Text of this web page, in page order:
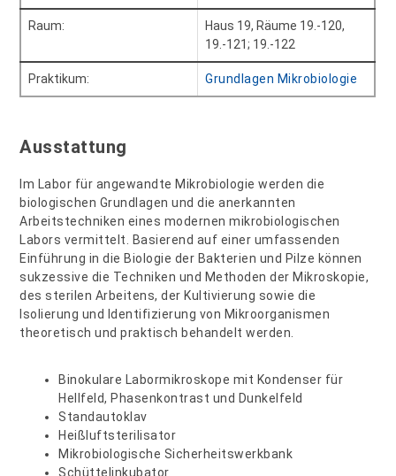
Raum:
Haus 19, Räume 19.-120,
19.-121; 19.-122
Praktikum: Grundlagen Mikrobiologie
Ausstattung
Im Labor für angewandte Mikrobiologie werden die
biologischen Grundlagen und die anerkannten
Arbeitstechniken eines modernen mikrobiologischen
Labors vermittelt. Basierend auf einer umfassenden
Einführung in die Biologie der Bakterien und Pilze können
sukzessive die Techniken und Methoden der Mikroskopie,
des sterilen Arbei­tens, der Kultivierung sowie die
Isolierung und Identifizierung von Mikroorganismen
theoretisch und praktisch behandelt werden.
Binokulare Labormikroskope mit Kondenser für
Hellfeld, Phasenkontrast und Dunkelfeld
Standautoklav
Heißluftsterilisator
Mikrobiologische Sicherheitswerkbank
Schüttelinkubator